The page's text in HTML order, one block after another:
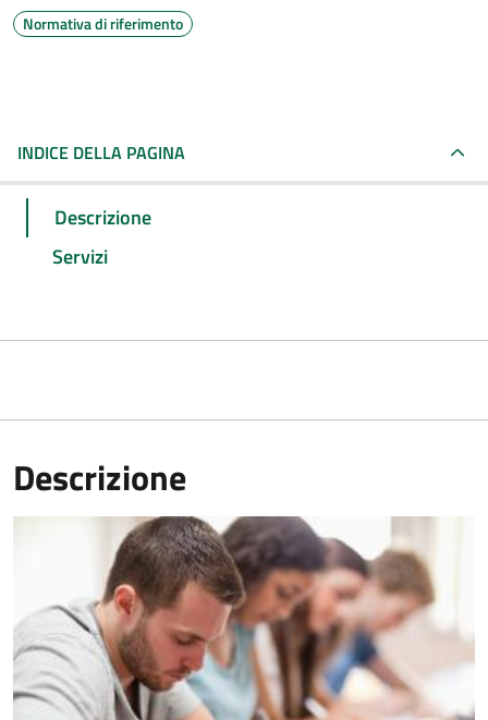
Normativa di riferimento
INDICE DELLA PAGINA
Descrizione
Servizi
Descrizione